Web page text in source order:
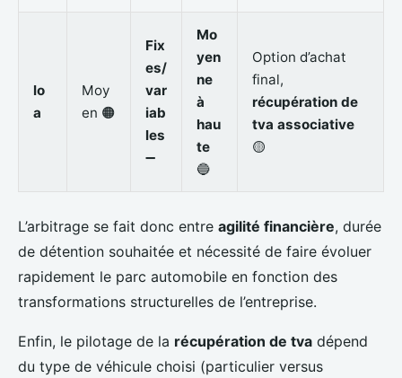
lo
a
Moy
en 🟠
Fix
es/
var
iab
les
➖
Mo
yen
ne
à
hau
te
🔵
Option d’achat
final,
récupération de
tva associative
🟡
L’arbitrage se fait donc entre agilité financière, durée
de détention souhaitée et nécessité de faire évoluer
rapidement le parc automobile en fonction des
transformations structurelles de l’entreprise.
Enfin, le pilotage de la récupération de tva dépend
du type de véhicule choisi (particulier versus